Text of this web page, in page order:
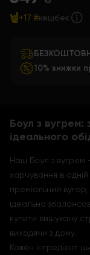
+17 ₴кешбек
10% знижки
Боул з вугрем:
ідеального
Наш Боул з вугрем
харчування в одній
преміальний вугор,
ідеально
купити вишукану
виходячи з дому.
Кожен інгредієнт